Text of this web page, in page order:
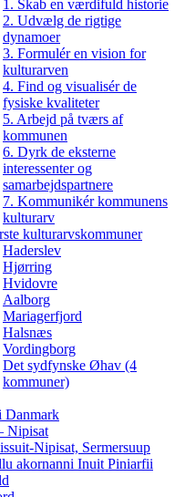
1. Skab en værdifuld historie
2. Udvælg de rigtige
dynamoer
3. Formulér en vision for
kulturarven
4. Find og visualisér de
fysiske kvaliteter
5. Arbejd på tværs af
kommunen
6. Dyrk de eksterne
interessenter og
samarbejdspartnere
7. Kommunikér kommunens
kulturarv
kulturarvskommuner
Haderslev
Hjørring
Hvidovre
Aalborg
Mariagerfjord
Halsnæs
Vordingborg
Det sydfynske Øhav (4
kommuner)
Danmark
Nipisat
Nipisat, Sermersuup
akornanni Inuit Piniarfii